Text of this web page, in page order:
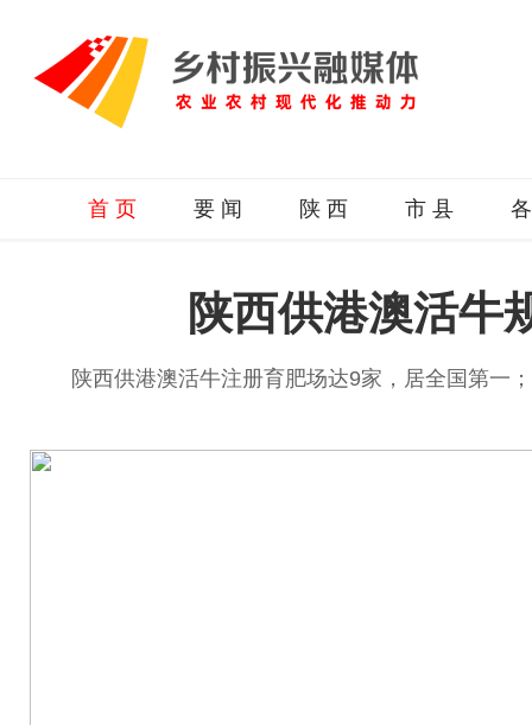
首 页 要 闻 陕 西 市 县
陕西供港澳活牛
陕西供港澳活牛注册育肥场达9家，居全国第一